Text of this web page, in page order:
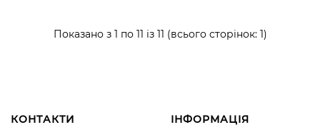
Показано з 1 по 11 із 11 (всього сторінок: 1)
КОНТАКТИ ІНФОРМАЦІЯ